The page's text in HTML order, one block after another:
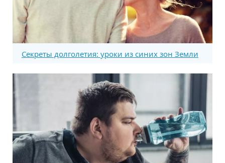
Секреты долголетия: уроки из синих зон Земли